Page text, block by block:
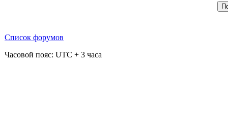
Список форумов
Часовой пояс: UTC + 3 часа